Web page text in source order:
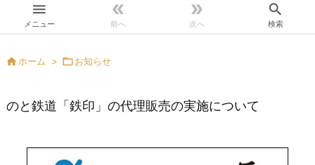

メニュー

前へ

次へ

検索
 ホーム > お知らせ
のと鉄道「鉄印」の代理販売の実施について